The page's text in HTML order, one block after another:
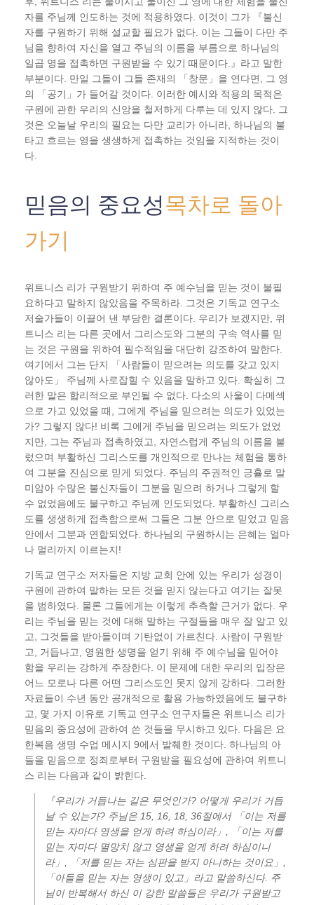
자를 주님께 인도하는 것에 적용하였다. 이것이 그가 『불신
자를 구원하기 위해 설교할 필요가 없다. 이는 그들이 다만 주
님을 향하여 자신을 열고 주님의 이름을 부름으로 하나님의
일곱 영을 접촉하면 구원받을 수 있기 때문이다.』라고 말한
부분이다. 만일 그들이 그들 존재의 「창문」을 연다면, 그 영
의 「공기」가 들어갈 것이다. 이러한 예시와 적용의 목적은
구원에 관한 우리의 신앙을 철저하게 다루는 데 있지 않다. 그
것은 오늘날 우리의 필요는 다만 교리가 아니라, 하나님의 불
타고 흐르는 영을 생생하게 접촉하는 것임을 지적하는 것이
다.
믿음의 중요성목차로 돌아
가기
위트니스 리가 구원받기 위하여 주 예수님을 믿는 것이 불필
요하다고 말하지 않았음을 주목하라. 그것은 기독교 연구소
저술가들이 이끌어 낸 부당한 결론이다. 우리가 보겠지만, 위
트니스 리는 다른 곳에서 그리스도와 그분의 구속 역사를 믿
는 것은 구원을 위하여 필수적임을 대단히 강조하여 말한다.
여기에서 그는 단지 「사람들이 믿으려는 의도를 갖고 있지
않아도」 주님께 사로잡힐 수 있음을 말하고 있다. 확실히 그
러한 말은 합리적으로 부인될 수 없다. 다소의 사울이 다메섹
으로 가고 있었을 때, 그에게 주님을 믿으려는 의도가 있었는
가? 그렇지 않다! 비록 그에게 주님을 믿으려는 의도가 없었
지만, 그는 주님과 접촉하였고, 자연스럽게 주님의 이름을 불
렀으며 부활하신 그리스도를 개인적으로 만나는 체험을 통하
여 그분을 진심으로 믿게 되었다. 주님의 주권적인 긍휼로 말
미암아 수많은 불신자들이 그분을 믿으려 하거나 그렇게 할
수 없었음에도 불구하고 주님께 인도되었다. 부활하신 그리스
도를 생생하게 접촉함으로써 그들은 그분 안으로 믿었고 믿음
안에서 그분과 연합되었다. 하나님의 구원하시는 은혜는 얼마
나 멀리까지 이르는지!
기독교 연구소 저자들은 지방 교회 안에 있는 우리가 성경이
구원에 관하여 말하는 모든 것을 믿지 않는다고 여기는 잘못
을 범하였다. 물론 그들에게는 이렇게 추측할 근거가 없다. 우
리는 주님을 믿는 것에 대해 말하는 구절들을 매우 잘 알고 있
고, 그것들을 받아들이며 기탄없이 가르친다. 사람이 구원받
고, 거듭나고, 영원한 생명을 얻기 위해 주 예수님을 믿어야
함을 우리는 강하게 주장한다. 이 문제에 대한 우리의 입장은
어느 모로나 다른 어떤 그리스도인 못지 않게 강하다. 그러한
자료들이 수년 동안 공개적으로 활용 가능하였음에도 불구하
고, 몇 가지 이유로 기독교 연구소 연구자들은 위트니스 리가
믿음의 중요성에 관하여 쓴 것들을 무시하고 있다. 다음은 요
한복음 생명 수업 메시지 9에서 발췌한 것이다. 하나님의 아
들을 믿음으로 정죄로부터 구원받을 필요성에 관하여 위트니
스 리는 다음과 같이 밝힌다.
『우리가 거듭나는 길은 무엇인가? 어떻게 우리가 거듭
날 수 있는가? 주님은 15, 16, 18, 36절에서 「이는 저를
믿는 자마다 영생을 얻게 하려 하심이라」, 「이는 저를
믿는 자마다 멸망치 않고 영생을 얻게 하려 하심이니
라」, 「저를 믿는 자는 심판을 받지 아니하는 것이요」,
「아들을 믿는 자는 영생이 있고」라고 말씀하신다. 주
님이 반복해서 하신 이 강한 말씀들은 우리가 구원받고